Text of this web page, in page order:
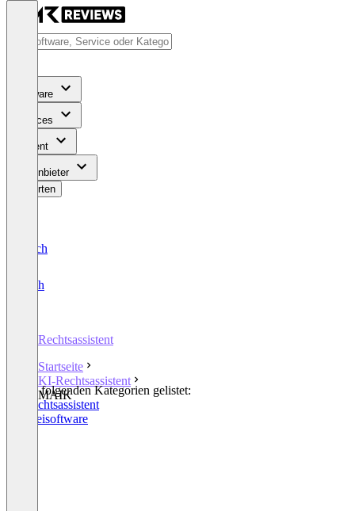
Software
Services
Content
Für Anbieter
Bewerten
Deutsch
English
KI-Rechtsassistent
Startseite
KI-Rechtsassistent
MAIK
In den folgenden Kategorien gelistet:
KI-Rechtsassistent
Kanzleisoftware